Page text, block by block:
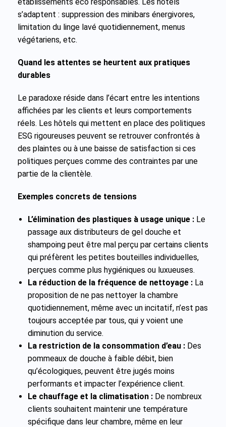
s’adaptent : suppression des minibars énergivores,
limitation du linge lavé quotidiennement, menus
végétariens, etc.
Quand les attentes se heurtent aux pratiques
durables
Le paradoxe réside dans l’écart entre les intentions
affichées par les clients et leurs comportements
réels. Les hôtels qui mettent en place des politiques
ESG rigoureuses peuvent se retrouver confrontés à
des plaintes ou à une baisse de satisfaction si ces
politiques perçues comme des contraintes par une
partie de la clientèle.
Exemples concrets de tensions
L’élimination des plastiques à usage unique : Le
passage aux distributeurs de gel douche et
shampoing peut être mal perçu par certains clients
qui préfèrent les petites bouteilles individuelles,
perçues comme plus hygiéniques ou luxueuses.
La réduction de la fréquence de nettoyage : La
proposition de ne pas nettoyer la chambre
quotidiennement, même avec un incitatif, n’est pas
toujours acceptée par tous, qui y voient une
diminution du service.
La restriction de la consommation d’eau : Des
pommeaux de douche à faible débit, bien
qu’écologiques, peuvent être jugés moins
performants et impacter l’expérience client.
Le chauffage et la climatisation : De nombreux
clients souhaitent maintenir une température
spécifique dans leur chambre, même en leur